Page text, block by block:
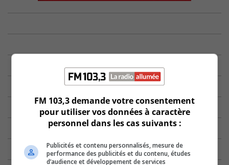
FM 103,3 demande votre consentement
pour utiliser vos données à caractère
personnel dans les cas suivants :
Publicités et contenu personnalisés, mesure de
performance des publicités et du contenu, études
d’audience et développement de services